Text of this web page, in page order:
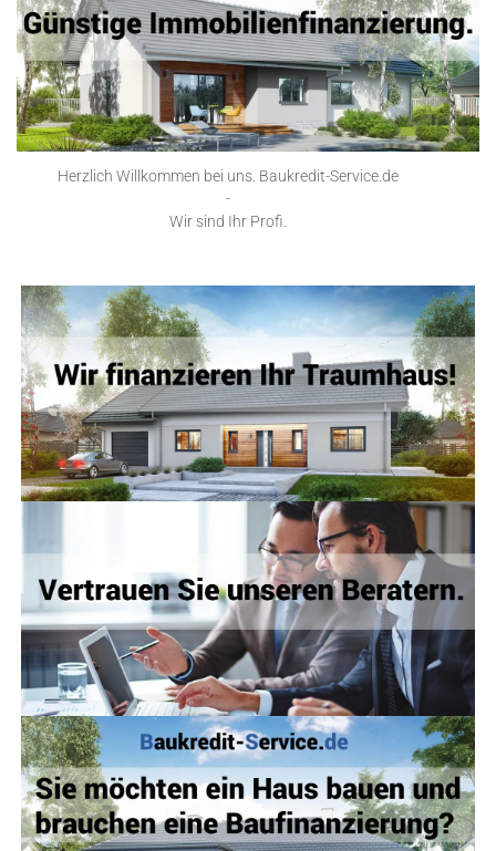
Herzlich Willkommen bei uns. Baukredit-Service.de
-
Wir sind Ihr Profi.